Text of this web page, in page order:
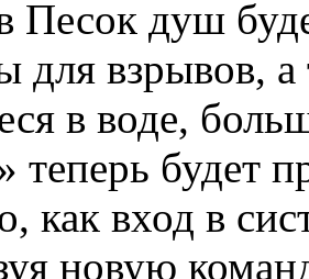
Песок душ
для взрывов,
в воде,
теперь будет
как вход в
новую